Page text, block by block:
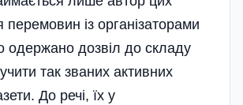
перемовин із організаторами
одержано дозвіл до складу
так званих активних
До речі, їх у